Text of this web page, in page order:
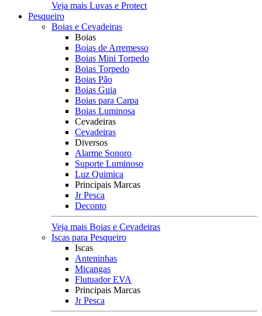
Veja mais Luvas e Protect
Pesqueiro
Boias e Cevadeiras
Boias
Boias de Arremesso
Boias Mini Torpedo
Boias Torpedo
Boias Pão
Boias Guia
Boias para Carpa
Boias Luminosa
Cevadeiras
Cevadeiras
Diversos
Alarme Sonoro
Suporte Luminoso
Luz Quimica
Principais Marcas
Jr Pesca
Deconto
Veja mais Boias e Cevadeiras
Iscas para Pesqueiro
Iscas
Anteninhas
Miçangas
Flutuador EVA
Principais Marcas
Jr Pesca